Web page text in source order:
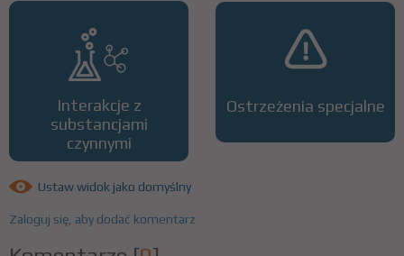
Interakcje z
substancjami
czynnymi
Ostrzeżenia specjalne
Ustaw widok jako domyślny
Zaloguj się, aby dodać komentarz